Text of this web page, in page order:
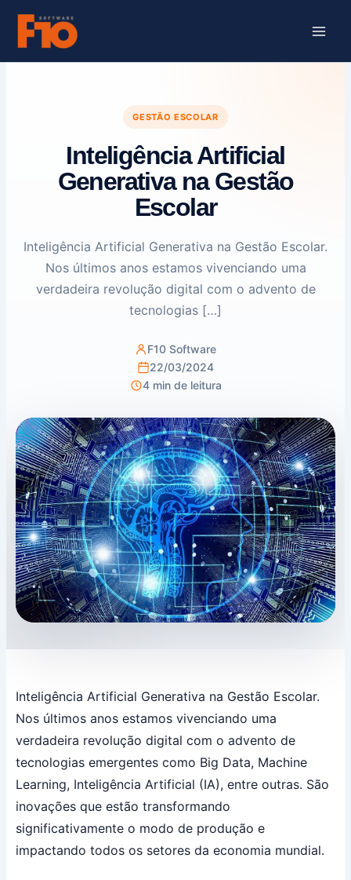
conteúdo
GESTÃO ESCOLAR
Inteligência Artificial
Generativa na Gestão
Escolar
Inteligência Artificial Generativa na Gestão Escolar.
Nos últimos anos estamos vivenciando uma
verdadeira revolução digital com o advento de
tecnologias […]
F10 Software
22/03/2024
4 min de leitura
Inteligência Artificial Generativa na Gestão Escolar.
Nos últimos anos estamos vivenciando uma
verdadeira revolução digital com o advento de
tecnologias emergentes como Big Data, Machine
Learning, Inteligência Artificial (IA), entre outras. São
inovações que estão transformando
significativamente o modo de produção e
impactando todos os setores da economia mundial.